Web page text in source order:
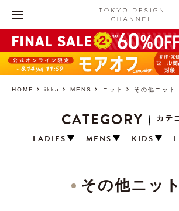
HOME ikka MENS ニット その他ニット
CATEGORY
カテ
LADIES
MENS KIDS
その他ニット